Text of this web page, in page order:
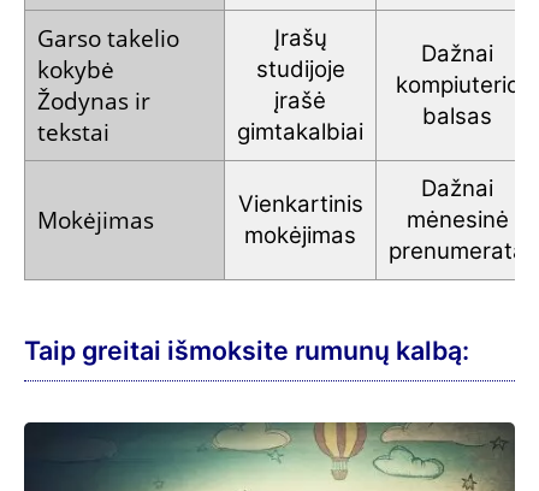
Garso takelio
kokybė
Žodynas ir
tekstai
Įrašų
studijoje
įrašė
gimtakalbiai
Dažnai
kompiuterio
balsas
Mokėjimas
Vienkartinis
mokėjimas
Dažnai
mėnesinė
prenumerata
Taip greitai išmoksite rumunų kalbą: